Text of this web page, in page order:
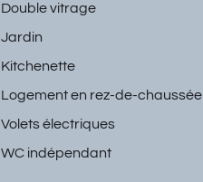
Double vitrage
Jardin
Kitchenette
Logement en rez-de-chaussée
Volets électriques
WC indépendant